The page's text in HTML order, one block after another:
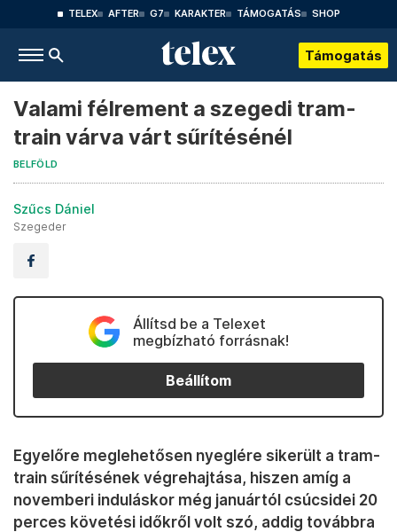
TELEX AFTER G7 KARAKTER TÁMOGATÁS SHOP
Támogatás
Valami félrement a szegedi tram-
train várva várt sűrítésénél
BELFÖLD
Szűcs Dániel
Szegeder
Állítsd be a Telexet
megbízható forrásnak!
Beállítom
Egyelőre meglehetősen nyeglére sikerült a tram-
train sűrítésének végrehajtása, hiszen amíg a
novemberi induláskor még januártól csúcsidei 20
perces követési időkről volt szó, addig továbbra